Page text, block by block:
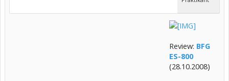
Review: BFG
ES-800
(28.10.2008)